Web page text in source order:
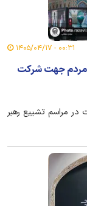
۰۰:۳۱ - ۱۴۰۵/۰۴/۱۷
مردم جهت شرکت
مراسم تشییع رهبر